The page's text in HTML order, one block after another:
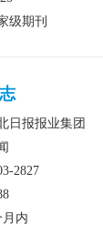
级期刊
日报报业集团
2827
月内